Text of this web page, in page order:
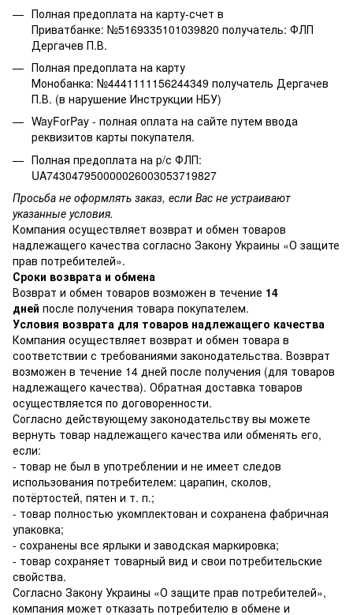
Полная предоплата на карту-счет в
Приватбанке: №5169335101039820 получатель: ФЛП
Дергачев П.В.
Полная предоплата на карту
Монобанка: №4441111156244349 получатель Дергачев
П.В. (в нарушение Инструкции НБУ)
WayForPay - полная оплата на сайте путем ввода
реквизитов карты покупателя.
Полная предоплата на р/с ФЛП:
UA743047950000026003053719827
Просьба не оформлять заказ, если Вас не устраивают
указанные условия.
Компания осуществляет возврат и обмен товаров
надлежащего качества согласно Закону Украины «О защите
прав потребителей».
Сроки возврата и обмена
Возврат и обмен товаров возможен в течение 14
дней после получения товара покупателем.
Условия возврата для товаров надлежащего качества
Компания осуществляет возврат и обмен товара в
соответствии с требованиями законодательства. Возврат
возможен в течение 14 дней после получения (для товаров
надлежащего качества). Обратная доставка товаров
осуществляется по договоренности.
Согласно действующему законодательству вы можете
вернуть товар надлежащего качества или обменять его,
если:
- товар не был в употреблении и не имеет следов
использования потребителем: царапин, сколов,
потёртостей, пятен и т. п.;
- товар полностью укомплектован и сохранена фабричная
упаковка;
- сохранены все ярлыки и заводская маркировка;
- товар сохраняет товарный вид и свои потребительские
свойства.
Согласно Закону Украины «О защите прав потребителей»,
компания может отказать потребителю в обмене и